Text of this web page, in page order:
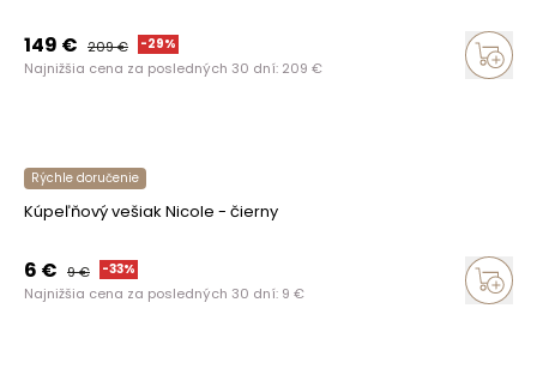
149 € 209€ -29%
Najnižšia cena za posledných 30 dní: 209 €
Rýchle doručenie
Kúpeľňový vešiak Nicole - čierny
6 € 9€ -33%
Najnižšia cena za posledných 30 dní: 9 €